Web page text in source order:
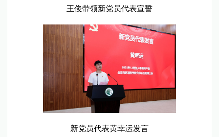
王俊带领新党员代表宣誓
新党员代表黄幸运发言